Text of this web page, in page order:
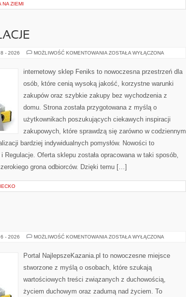
NA ZIEMI
- 2026 MOŻLIWOŚĆ KOMENTOWANIA PRAWA
ZOSTAŁA WYŁĄCZONA
internetowy sklep Feniks to nowoczesna przestrzeń dla
osób, które cenią wysoką jakość, korzystne warunki
zakupów oraz szybkie zakupy bez wychodzenia z
domu. Strona została przygotowana z myślą o
użytkownikach poszukujących ciekawych inspiracji
zakupowych, które sprawdzą się zarówno w codziennym
bardziej indywidualnych pomysłów. Nowości to
Regulacje. Oferta sklepu została opracowana w taki sposób,
grona odbiorców. Dzięki temu […]
- 2026 MOŻLIWOŚĆ KOMENTOWANIA MSZE
ZOSTAŁA WYŁĄCZONA
Portal NajlepszeKazania.pl to nowoczesne miejsce
stworzone z myślą o osobach, które szukają
wartościowych treści związanych z duchowością,
życiem duchowym oraz zadumą nad życiem. To